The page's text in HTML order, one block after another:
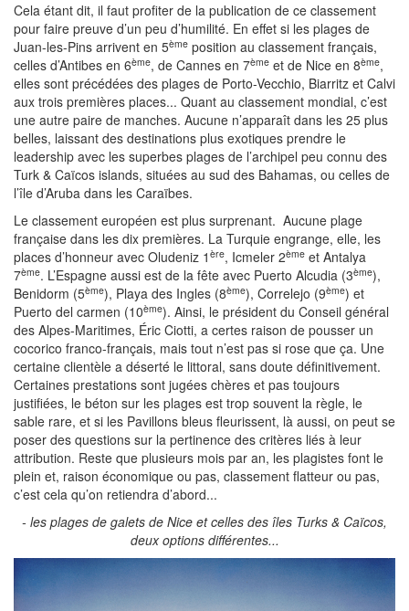
Cela étant dit, il faut profiter de la publication de ce classement
pour faire preuve d’un peu d’humilité. En effet si les plages de
Juan-les-Pins arrivent en 5ème position au classement français,
celles d’Antibes en 6ème, de Cannes en 7ème et de Nice en 8ème,
elles sont précédées des plages de Porto-Vecchio, Biarritz et Calvi
aux trois premières places... Quant au classement mondial, c’est
une autre paire de manches. Aucune n’apparaît dans les 25 plus
belles, laissant des destinations plus exotiques prendre le
leadership avec les superbes plages de l’archipel peu connu des
Turk & Caïcos islands, situées au sud des Bahamas, ou celles de
l’île d’Aruba dans les Caraïbes.
Le classement européen est plus surprenant. Aucune plage
française dans les dix premières. La Turquie engrange, elle, les
places d’honneur avec Oludeniz 1 ère, Icmeler 2ème et Antalya
7ème. L’Espagne aussi est de la fête avec Puerto Alcudia (3ème),
Benidorm (5ème), Playa des Ingles (8ème), Correlejo (9ème) et
Puerto del carmen (10ème). Ainsi, le président du Conseil général
des Alpes-Maritimes, Éric Ciotti, a certes raison de pousser un
cocorico franco-français, mais tout n’est pas si rose que ça. Une
certaine clientèle a déserté le littoral, sans doute définitivement.
Certaines prestations sont jugées chères et pas toujours
justifiées, le béton sur les plages est trop souvent la règle, le
sable rare, et si les Pavillons bleus fleurissent, là aussi, on peut se
poser des questions sur la pertinence des critères liés à leur
attribution. Reste que plusieurs mois par an, les plagistes font le
plein et, raison économique ou pas, classement flatteur ou pas,
c’est cela qu’on retiendra d’abord...
- les plages de galets de Nice et celles des îles Turks & Caïcos,
deux options différentes...